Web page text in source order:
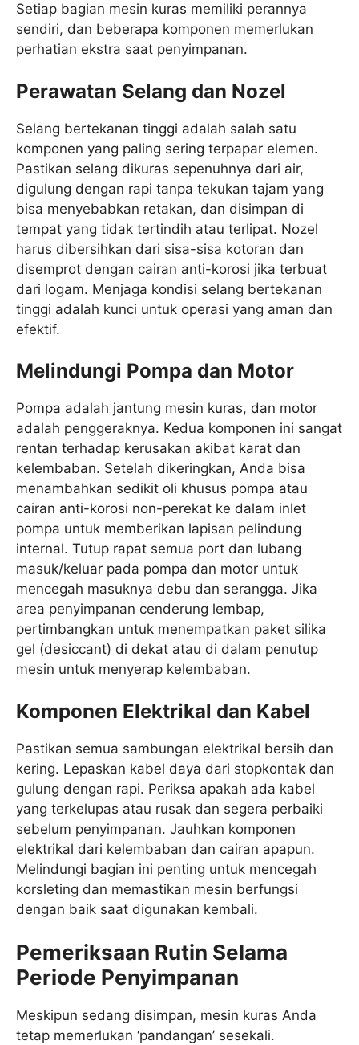
Setiap bagian mesin kuras memiliki perannya
sendiri, dan beberapa komponen memerlukan
perhatian ekstra saat penyimpanan.
Perawatan Selang dan Nozel
Selang bertekanan tinggi adalah salah satu
komponen yang paling sering terpapar elemen.
Pastikan selang dikuras sepenuhnya dari air,
digulung dengan rapi tanpa tekukan tajam yang
bisa menyebabkan retakan, dan disimpan di
tempat yang tidak tertindih atau terlipat. Nozel
harus dibersihkan dari sisa-sisa kotoran dan
disemprot dengan cairan anti-korosi jika terbuat
dari logam. Menjaga kondisi selang bertekanan
tinggi adalah kunci untuk operasi yang aman dan
efektif.
Melindungi Pompa dan Motor
Pompa adalah jantung mesin kuras, dan motor
adalah penggeraknya. Kedua komponen ini sangat
rentan terhadap kerusakan akibat karat dan
kelembaban. Setelah dikeringkan, Anda bisa
menambahkan sedikit oli khusus pompa atau
cairan anti-korosi non-perekat ke dalam inlet
pompa untuk memberikan lapisan pelindung
internal. Tutup rapat semua port dan lubang
masuk/keluar pada pompa dan motor untuk
mencegah masuknya debu dan serangga. Jika
area penyimpanan cenderung lembap,
pertimbangkan untuk menempatkan paket silika
gel (desiccant) di dekat atau di dalam penutup
mesin untuk menyerap kelembaban.
Komponen Elektrikal dan Kabel
Pastikan semua sambungan elektrikal bersih dan
kering. Lepaskan kabel daya dari stopkontak dan
gulung dengan rapi. Periksa apakah ada kabel
yang terkelupas atau rusak dan segera perbaiki
sebelum penyimpanan. Jauhkan komponen
elektrikal dari kelembaban dan cairan apapun.
Melindungi bagian ini penting untuk mencegah
korsleting dan memastikan mesin berfungsi
dengan baik saat digunakan kembali.
Pemeriksaan Rutin Selama
Periode Penyimpanan
Meskipun sedang disimpan, mesin kuras Anda
tetap memerlukan ‘pandangan’ sesekali.